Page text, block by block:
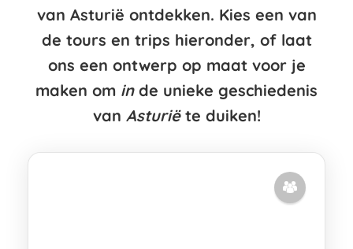
van Asturië ontdekken. Kies een van
de tours en trips hieronder, of laat
ons een ontwerp op maat voor je
maken om inde unieke geschiedenis
van Asturiëte duiken!